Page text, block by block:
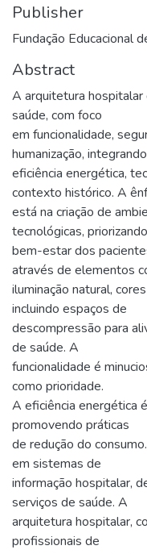
Publisher
Fundação Educacional
Abstract
A arquitetura
saúde, com foco
em funcionalidade,
humanização, integrando
eficiência energética,
contexto histórico. A
está na criação de
tecnológicas,
bem-estar dos
através de elementos
iluminação natural,
incluindo espaços de
descompressão para
de saúde. A
funcionalidade é
como prioridade.
A eficiência energética
promovendo práticas
de redução do
em sistemas de
informação hospitalar,
serviços de saúde. A
arquitetura hospitalar,
profissionais de